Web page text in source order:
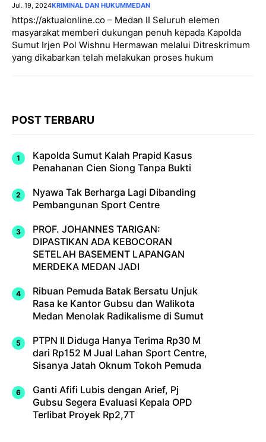
Jul. 19, 2024KRIMINAL DAN HUKUMMEDAN
https://aktualonline.co – Medan II Seluruh elemen
masyarakat memberi dukungan penuh kepada Kapolda
Sumut Irjen Pol Wishnu Hermawan melalui Ditreskrimum
yang dikabarkan telah melakukan proses hukum
POST TERBARU
Kapolda Sumut Kalah Prapid Kasus
Penahanan Cien Siong Tanpa Bukti
Nyawa Tak Berharga Lagi Dibanding
Pembangunan Sport Centre
PROF. JOHANNES TARIGAN:
DIPASTIKAN ADA KEBOCORAN
SETELAH BASEMENT LAPANGAN
MERDEKA MEDAN JADI
Ribuan Pemuda Batak Bersatu Unjuk
Rasa ke Kantor Gubsu dan Walikota
Medan Menolak Radikalisme di Sumut
PTPN II Diduga Hanya Terima Rp30 M
dari Rp152 M Jual Lahan Sport Centre,
Sisanya Jatah Oknum Tokoh Pemuda
Ganti Afifi Lubis dengan Arief, Pj
Gubsu Segera Evaluasi Kepala OPD
Terlibat Proyek Rp2,7T